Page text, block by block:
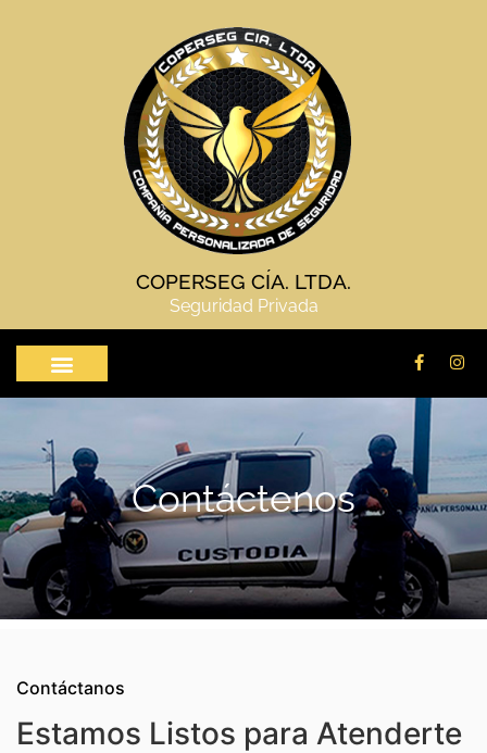
COPERSEG CÍA. LTDA.
Seguridad Privada
Contáctenos
Contáctanos
Estamos Listos para Atenderte